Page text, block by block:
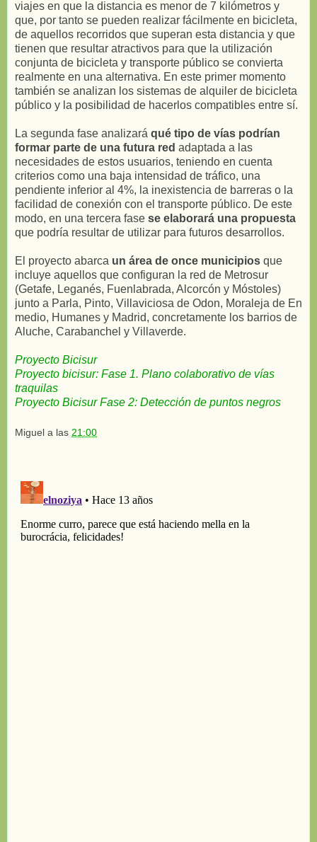
viajes en que la distancia es menor de 7 kilómetros y
que, por tanto se pueden realizar fácilmente en bicicleta,
de aquellos recorridos que superan esta distancia y que
tienen que resultar atractivos para que la utilización
conjunta de bicicleta y transporte público se convierta
realmente en una alternativa. En este primer momento
también se analizan los sistemas de alquiler de bicicleta
público y la posibilidad de hacerlos compatibles entre sí.
La segunda fase analizará qué tipo de vías podrían
formar parte de una futura red adaptada a las
necesidades de estos usuarios, teniendo en cuenta
criterios como una baja intensidad de tráfico, una
pendiente inferior al 4%, la inexistencia de barreras o la
facilidad de conexión con el transporte público. De este
modo, en una tercera fase se elaborará una propuesta
que podría resultar de utilizar para futuros desarrollos.
El proyecto abarca un área de once municipios que
incluye aquellos que configuran la red de Metrosur
(Getafe, Leganés, Fuenlabrada, Alcorcón y Móstoles)
junto a Parla, Pinto, Villaviciosa de Odon, Moraleja de En
medio, Humanes y Madrid, concretamente los barrios de
Aluche, Carabanchel y Villaverde.
Proyecto Bicisur
Proyecto bicisur: Fase 1. Plano colaborativo de vías
traquilas
Proyecto Bicisur Fase 2: Detección de puntos negros
Miguel a las 21:00